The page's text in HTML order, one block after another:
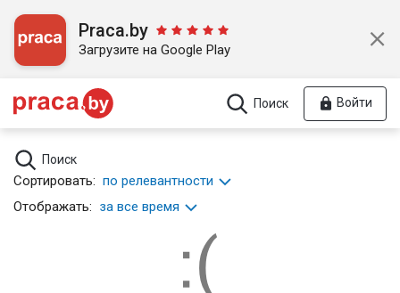
Praca.by
Загрузите на Google Play
Поиск Войти
Поиск
Сортировать: по релевантности
Отображать: за все время